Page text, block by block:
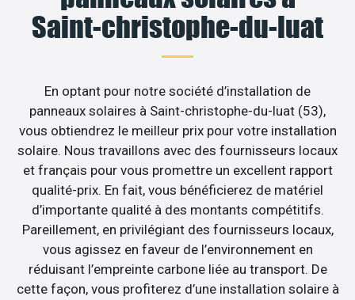
Saint-christophe-du-luat
En optant pour notre société d’installation de
panneaux solaires à Saint-christophe-du-luat (53),
vous obtiendrez le meilleur prix pour votre installation
solaire. Nous travaillons avec des fournisseurs locaux
et français pour vous promettre un excellent rapport
qualité-prix. En fait, vous bénéficierez de matériel
d’importante qualité à des montants compétitifs.
Pareillement, en privilégiant des fournisseurs locaux,
vous agissez en faveur de l’environnement en
réduisant l’empreinte carbone liée au transport. De
cette façon, vous profiterez d’une installation solaire à